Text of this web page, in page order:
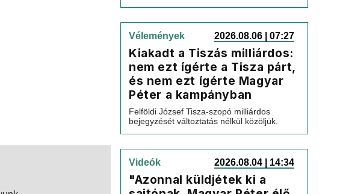
Vélemények 2026.08.06 | 07:27
Kiakadt a Tiszás milliárdos:
nem ezt ígérte a Tisza párt,
és nem ezt ígérte Magyar
Péter a kampányban
Felföldi József Tisza-szopó milliárdos
bejegyzését változtatás nélkül közöljük.
Videók 2026.08.04 | 14:34
"Azonnal küldjétek ki a